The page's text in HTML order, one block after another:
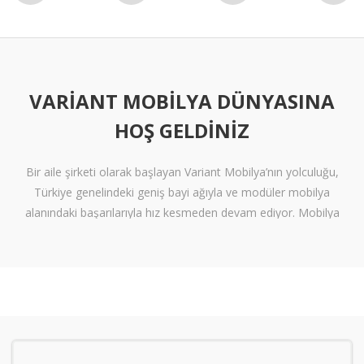
VARIANT MOBILYA DÜNYASINA
HOŞ GELDINIZ
Bir aile şirketi olarak başlayan Variant Mobilya’nın yolculuğu,
Türkiye genelindeki geniş bayi ağıyla ve modüler mobilya
alanındaki başarılarıyla hız kesmeden devam ediyor. Mobilya